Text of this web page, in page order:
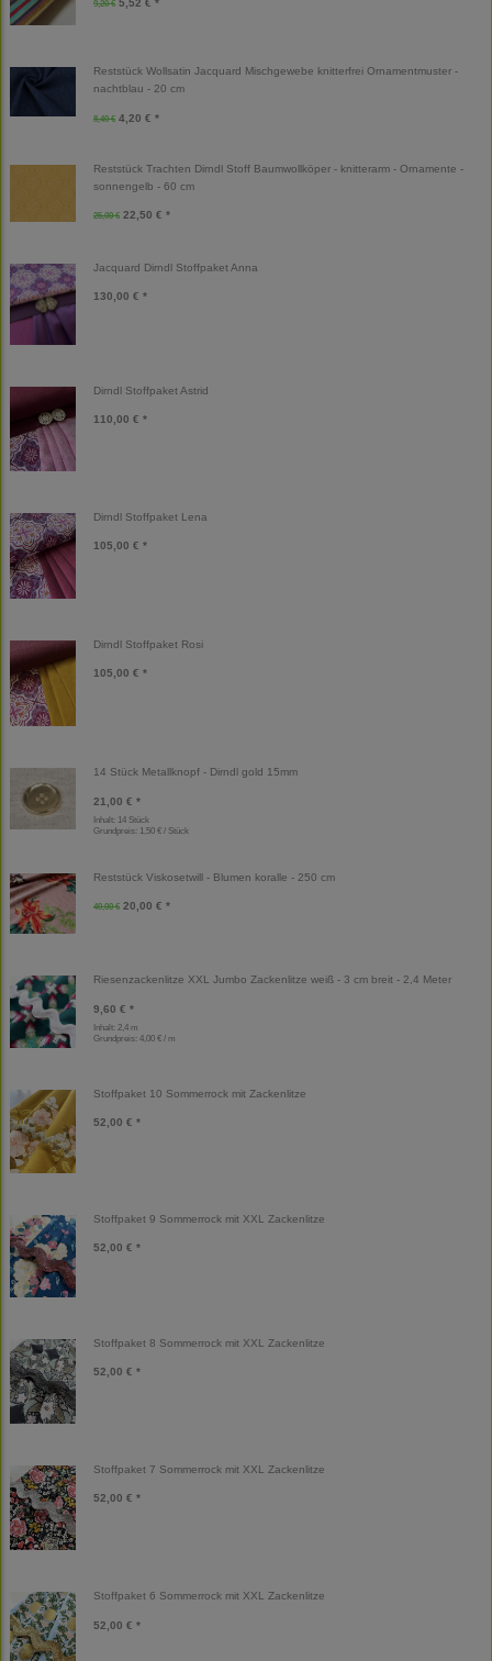
9,20 €
Reststück Wollsatin Jacquard Mischgewebe knitterfrei Ornamentmuster -
nachtblau - 20 cm
8,40 € 4,20 € *
Reststück Trachten Dirndl Stoff Baumwollköper - knitterarm - Ornamente -
sonnengelb - 60 cm
25,00 € 22,50 € *
Jacquard Dirndl Stoffpaket Anna
130,00 € *
Dirndl Stoffpaket Astrid
110,00 € *
Dirndl Stoffpaket Lena
105,00 € *
Dirndl Stoffpaket Rosi
105,00 € *
14 Stück Metallknopf - Dirndl gold 15mm
21,00 € *
Inhalt: 14 Stück
Grundpreis: 1,50 € / Stück
Reststück Viskosetwill - Blumen koralle - 250 cm
40,00 € 20,00 € *
Riesenzackenlitze XXL Jumbo Zackenlitze weiß - 3 cm breit - 2,4 Meter
9,60 € *
Inhalt: 2,4 m
Grundpreis: 4,00 € / m
Stoffpaket 10 Sommerrock mit Zackenlitze
52,00 € *
Stoffpaket 9 Sommerrock mit XXL Zackenlitze
52,00 € *
Stoffpaket 8 Sommerrock mit XXL Zackenlitze
52,00 € *
Stoffpaket 7 Sommerrock mit XXL Zackenlitze
52,00 € *
Stoffpaket 6 Sommerrock mit XXL Zackenlitze
52,00 € *